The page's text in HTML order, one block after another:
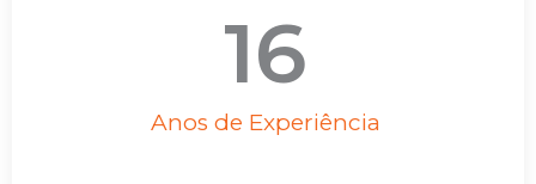
Anos de Experiência
16